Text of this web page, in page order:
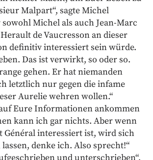
Malpart“, sagte Michel
Michel als auch Jean-Marc
de Vaucresson an dieser
definitiv interessiert sein würde.
Das ist verwirkt, so oder so.
gehen. Er hat niemanden
letztlich nur gegen die infame
Aurelie wehren wollen.“
Eure Informationen ankommen
kann ich gar nichts. Aber wenn
Général interessiert ist, wird sich
denke ich. Also sprecht!“